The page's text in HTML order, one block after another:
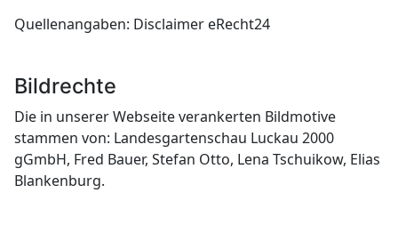
Quellenangaben: Disclaimer eRecht24
Bildrechte
Die in unserer Webseite verankerten Bildmotive
stammen von: Landesgartenschau Luckau 2000
gGmbH, Fred Bauer, Stefan Otto, Lena Tschuikow, Elias
Blankenburg.